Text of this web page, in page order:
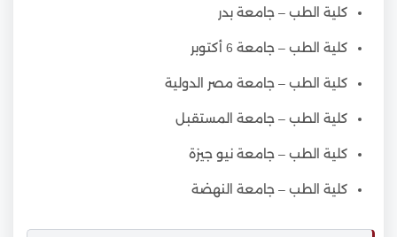
كلية الطب – جامعة بدر
كلية الطب – جامعة 6 أكتوبر
كلية الطب – جامعة مصر الدولية
كلية الطب – جامعة المستقبل
كلية الطب – جامعة نيو جيزة
كلية الطب – جامعة النهضة